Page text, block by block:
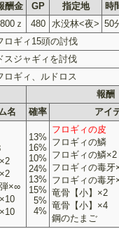
酬金 GP 指定地
時
ｚ 480 水没林<夜> 50
ロギィ15頭の討伐
スジャギィを討伐
ロギィ、ルドロス
報酬
名 確率 アイ
×∞
13%
16%
10%
24%
13%
15%
5%
4%
フロギィの皮
フロギィの鱗
フロギィの鱗×2
フロギィの毒牙
フロギィの毒牙
竜骨【小】×2
竜骨【小】×4
鋼のたまご